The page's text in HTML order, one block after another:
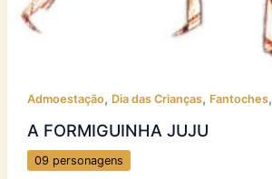
Admoestação, Dia das Crianças, Fantoches,
A FORMIGUINHA JUJU
09 personagens